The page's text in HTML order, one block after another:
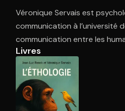
Véronique Servais est
communication à l’université
communication entre les
Livres